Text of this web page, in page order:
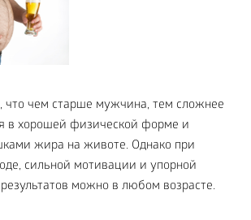
что чем старше мужчина, тем сложнее
в хорошей физической форме и
жира на животе. Однако при
сильной мотивации и упорной
можно в любом возрасте.